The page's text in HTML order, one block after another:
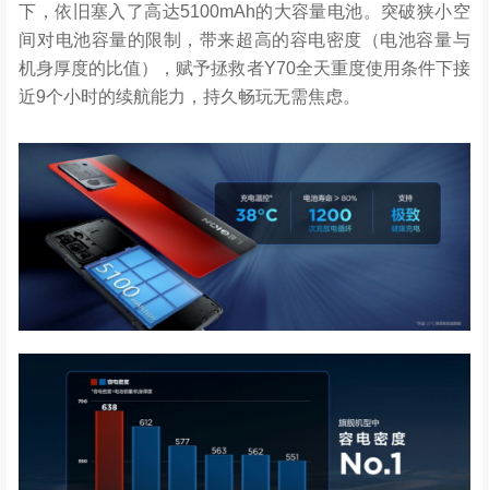
下，依旧塞入了高达5100mAh的大容量电池。突破狭小空
间对电池容量的限制，带来超高的容电密度（电池容量与
机身厚度的比值），赋予拯救者Y70全天重度使用条件下接
近9个小时的续航能力，持久畅玩无需焦虑。